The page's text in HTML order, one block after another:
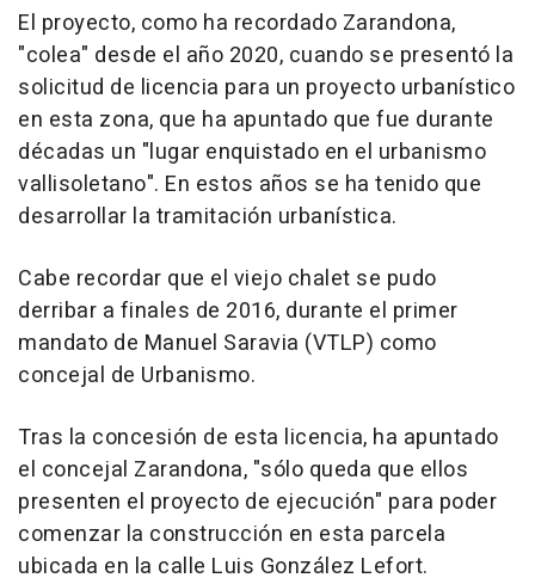
El proyecto, como ha recordado Zarandona,
"colea" desde el año 2020, cuando se presentó la
solicitud de licencia para un proyecto urbanístico
en esta zona, que ha apuntado que fue durante
décadas un "lugar enquistado en el urbanismo
vallisoletano". En estos años se ha tenido que
desarrollar la tramitación urbanística.
Cabe recordar que el viejo chalet se pudo
derribar a finales de 2016, durante el primer
mandato de Manuel Saravia (VTLP) como
concejal de Urbanismo.
Tras la concesión de esta licencia, ha apuntado
el concejal Zarandona, "sólo queda que ellos
presenten el proyecto de ejecución" para poder
comenzar la construcción en esta parcela
ubicada en la calle Luis González Lefort.